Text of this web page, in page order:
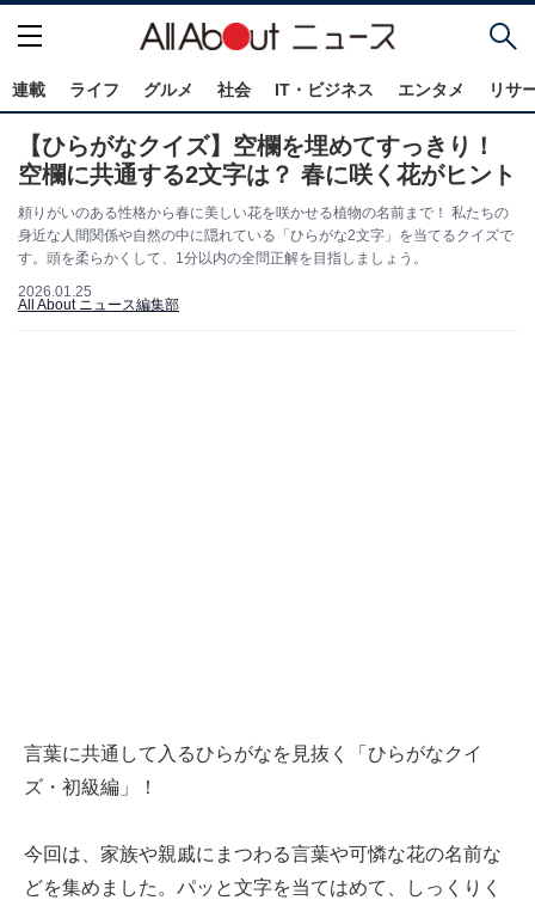
連載 ライフ グルメ 社会 IT・ビジネス エンタメ リサ
【ひらがなクイズ】空欄を埋めてすっきり！
空欄に共通する2文字は？ 春に咲く花がヒント
頼りがいのある性格から春に美しい花を咲かせる植物の名前まで！ 私たちの
身近な人間関係や自然の中に隠れている「ひらがな2文字」を当てるクイズで
す。頭を柔らかくして、1分以内の全問正解を目指しましょう。
2026.01.25
All About ニュース編集部
言葉に共通して入るひらがなを見抜く「ひらがなクイ
ズ・初級編」！
今回は、家族や親戚にまつわる言葉や可憐な花の名前な
どを集めました。パッと文字を当てはめて、しっくりく